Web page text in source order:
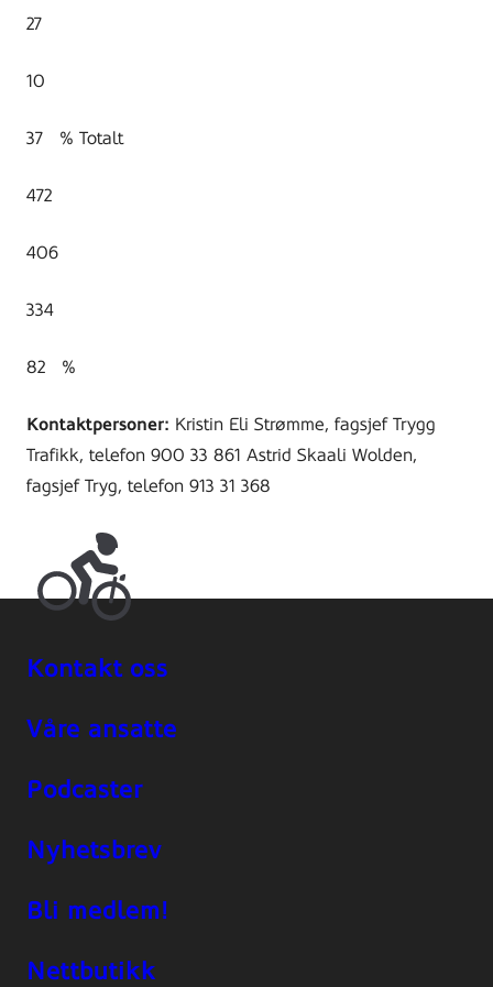
27
10
37 % Totalt
472
406
334
82 %
Kontaktpersoner: Kristin Eli Strømme, fagsjef Trygg
Trafikk, telefon 900 33 861 Astrid Skaali Wolden,
fagsjef Tryg, telefon 913 31 368
Kontakt oss
Våre ansatte
Podcaster
Nyhetsbrev
Bli medlem!
Nettbutikk